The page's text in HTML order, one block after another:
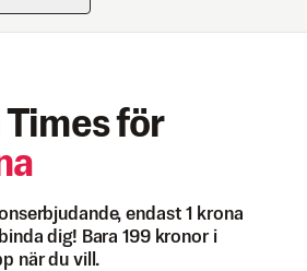
Times för
endast 1 krona
dig! Bara 199 kronor i
när du vill.